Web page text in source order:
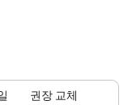
권장 교체